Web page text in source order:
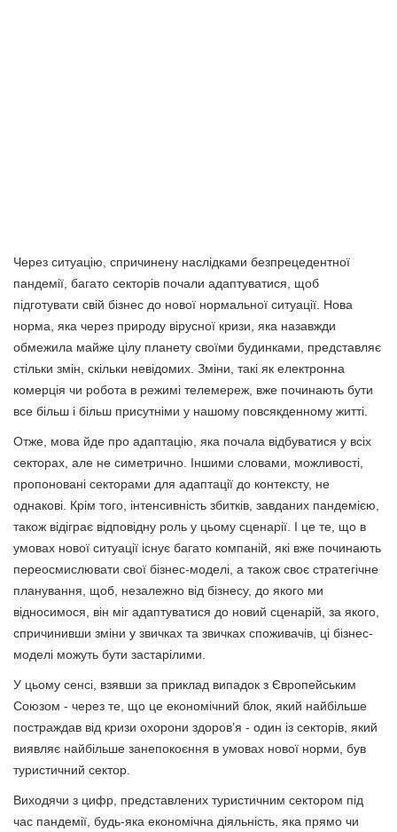
Через ситуацію, спричинену наслідками безпрецедентної
пандемії, багато секторів почали адаптуватися, щоб
підготувати свій бізнес до нової нормальної ситуації. Нова
норма, яка через природу вірусної кризи, яка назавжди
обмежила майже цілу планету своїми будинками, представляє
стільки змін, скільки невідомих. Зміни, такі як електронна
комерція чи робота в режимі телемереж, вже починають бути
все більш і більш присутніми у нашому повсякденному житті.
Отже, мова йде про адаптацію, яка почала відбуватися у всіх
секторах, але не симетрично. Іншими словами, можливості,
пропоновані секторами для адаптації до контексту, не
однакові. Крім того, інтенсивність збитків, завданих пандемією,
також відіграє відповідну роль у цьому сценарії. І це те, що в
умовах нової ситуації існує багато компаній, які вже починають
переосмислювати свої бізнес-моделі, а також своє стратегічне
планування, щоб, незалежно від бізнесу, до якого ми
відносимося, він міг адаптуватися до новий сценарій, за якого,
спричинивши зміни у звичках та звичках споживачів, ці бізнес-
моделі можуть бути застарілими.
У цьому сенсі, взявши за приклад випадок з Європейським
Союзом - через те, що це економічний блок, який найбільше
постраждав від кризи охорони здоров’я - один із секторів, який
виявляє найбільше занепокоєння в умовах нової норми, був
туристичний сектор.
Виходячи з цифр, представлених туристичним сектором під
час пандемії, будь-яка економічна діяльність, яка прямо чи